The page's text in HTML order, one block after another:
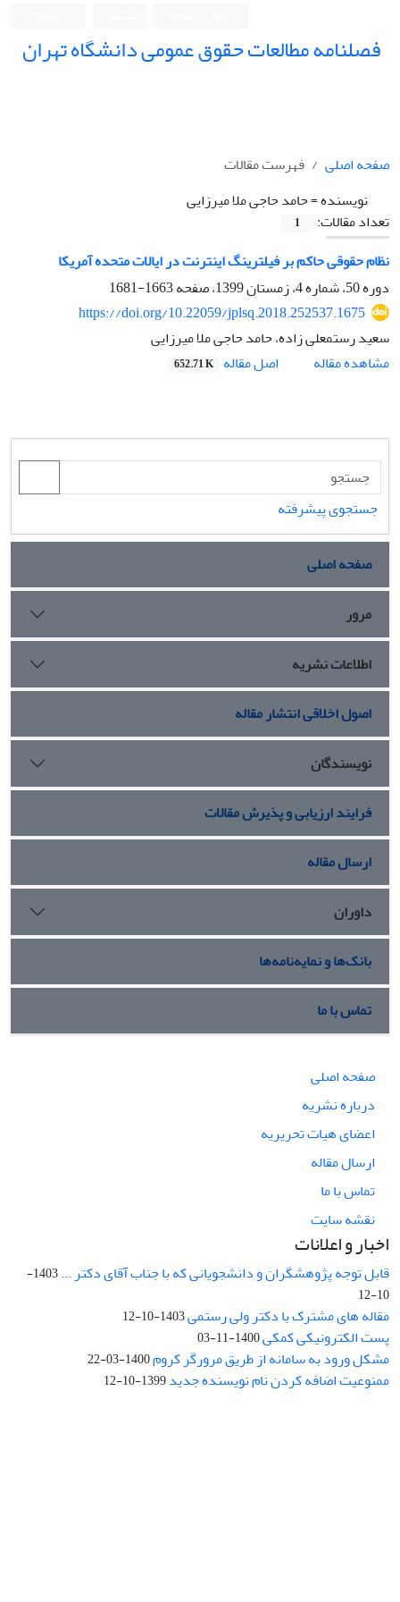
فصلنامه مطالعات حقوق عمومی دانشگاه تهران
صفحه اصلی
فهرست مقالات
نویسنده =حامد حاجی ملا میرزایی
تعداد مقالات:
1
نظام حقوقی حاکم بر فیلترینگ اینترنت در ایالات متحده آمریکا
دوره 50، شماره 4، زمستان 1399، صفحه
1663-1681
https://doi.org/10.22059/jplsq.2018.252537.1675
سعید رستمعلی زاده، حامد حاجی ملا میرزایی
مشاهده مقاله
اصل مقاله 652.71 K
جستجوی پیشرفته
صفحه اصلی
مرور
اطلاعات نشریه
اصول اخلاقی انتشار مقاله
نویسندگان
فرایند ارزیابی و پذیرش مقالات
ارسال مقاله
داوران
بانک‌ها و نمایه‌نامه‌ها
تماس با ما
صفحه اصلی
درباره نشریه
اعضای هیات تحریریه
ارسال مقاله
تماس با ما
نقشه سایت
اخبار و اعلانات
قابل توجه پژوهشگران و دانشجویانی که با جناب آقای دکتر ...
1403-
10-12
مقاله های مشترک با دکتر ولی رستمی1403-10-12
پست الکترونیکی کمکی1400-11-03
مشکل ورود به سامانه از طریق مرورگر کروم1400-03-22
ممنوعیت اضافه کردن نام نویسنده جدید1399-10-12